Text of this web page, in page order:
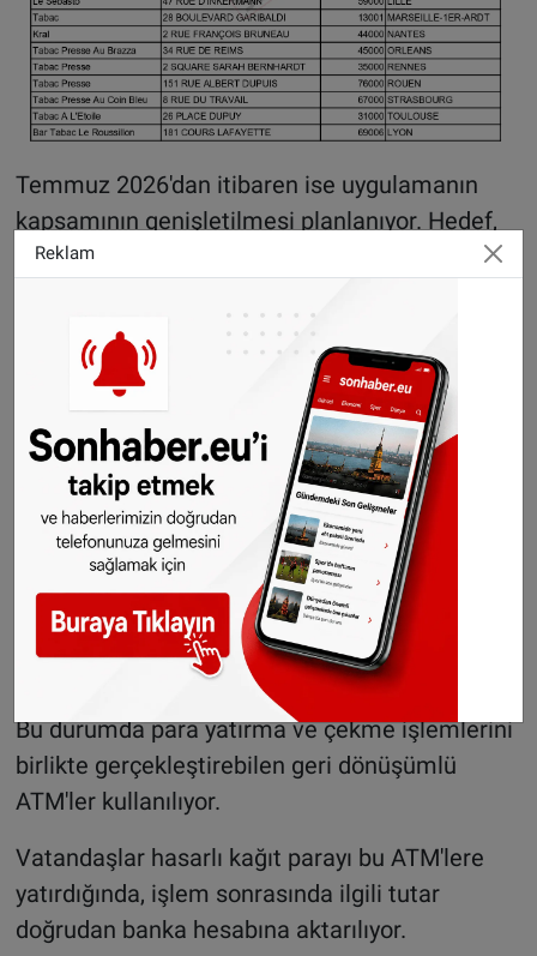
Temmuz 2026'dan itibaren ise uygulamanın
kapsamının genişletilmesi planlanıyor. Hedef,
Fransa'daki her ilde en az bir anlaşmalı
Hasarlı kağıt paralar nasıl değiştirilecek?
Fransa'da lekelenmiş, yıpranmış veya yırtılmış
euro kağıt paraları belirli koşullar altında
ücretsiz olarak değiştirilebiliyor. Bu süreçte
kağıt paranın durumu belirleyici unsur olarak
öne çıkıyor.
Kağıt paranın en az yarısının sağlam olması ve
hasarın sınırlı düzeyde bulunması halinde
hesap sahibinin bankası veya bankanın iş
ortaklarından biri aracılığıyla işlem yapılabiliyor.
Bu durumda para yatırma ve çekme işlemlerini
birlikte gerçekleştirebilen geri dönüşümlü
ATM'ler kullanılıyor.
Vatandaşlar hasarlı kağıt parayı bu ATM'lere
yatırdığında, işlem sonrasında ilgili tutar
doğrudan banka hesabına aktarılıyor.
Reklam